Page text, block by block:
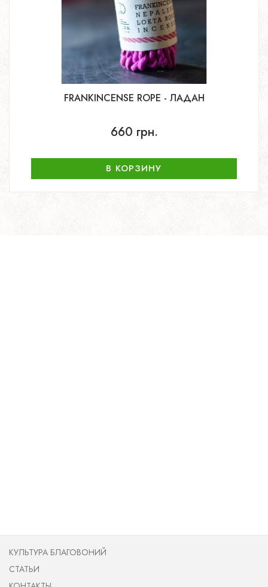
FRANKINCENSE ROPE - ЛАДАН
660 грн.
В КОРЗИНУ
КУЛЬТУРА БЛАГОВОНИЙ
СТАТЬИ